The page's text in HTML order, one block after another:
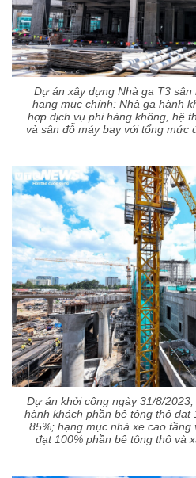
Dự án xây dựng Nhà ga T3
hạng mục chính: Nhà ga hành
hợp dịch vụ phi hàng không, hệ
và sân đỗ máy bay với tổng mức
Dự án khởi công ngày 31/8/
hành khách phần bê tông thô đạt
85%; hạng mục nhà xe cao
đạt 100% phần bê tông thô và